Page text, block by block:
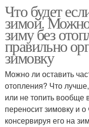
Что будет
зимой. Можно
зиму без
правильно
зимовку
Можно ли оставить
отопления? Что
или не топить вообще
переносит зимовку и о
консервируя его на